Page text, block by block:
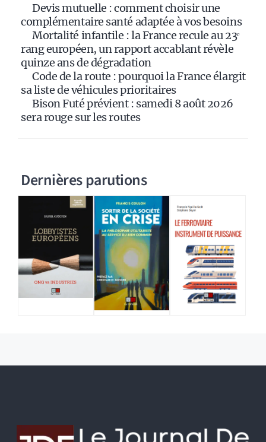
Devis mutuelle : comment choisir une
complémentaire santé adaptée à vos besoins
Mortalité infantile : la France recule au 23ᵉ
rang européen, un rapport accablant révèle
quinze ans de dégradation
Code de la route : pourquoi la France élargit
sa liste de véhicules prioritaires
Bison Futé prévient : samedi 8 août 2026
sera rouge sur les routes
Dernières parutions